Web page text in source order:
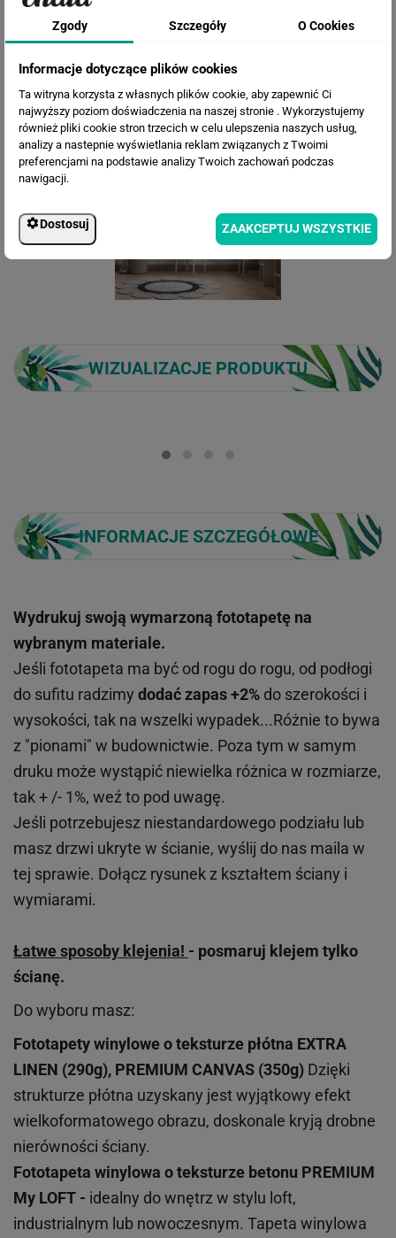
Interesujący wzór, który w stylowy sposób dopełni aranżację
wnętrza.Fototapeta w duże balony sprawdzi się do pokoju dla
wybranego zdjęcia. Próbkę w rozmiarze 50x50cm zamówisz
TUTAJ.
WIZUALIZACJE PRODUKTU
INFORMACJE SZCZEGÓŁOWE
Wydrukuj swoją wymarzoną fototapetę na
wybranym materiale.
Jeśli fototapeta ma być od rogu do rogu, od podłogi
do sufitu radzimy dodać zapas +2% do szerokości i
wysokości, tak na wszelki wypadek...Różnie to bywa
z "pionami" w budownictwie. Poza tym w samym
druku może wystąpić niewielka różnica w rozmiarze,
tak + /- 1%, weź to pod uwagę.
Jeśli potrzebujesz niestandardowego podziału lub
masz drzwi ukryte w ścianie, wyślij do nas maila w
tej sprawie. Dołącz rysunek z kształtem ściany i
wymiarami.
Łatwe sposoby klejenia! - posmaruj klejem tylko
ścianę.
Do wyboru masz:
Fototapety winylowe oteksturze płótna EXTRA
LINEN (290g), PREMIUM CANVAS (350g) Dzięki
strukturze płótna uzyskany jest wyjątkowy efekt
wielkoformatowego obrazu, doskonale kryją drobne
nierówności ściany.
Fototapeta winylowa oteksturze betonu PREMIUM
My LOFT - idealny do wnętrz w stylu loft,
industrialnym lub nowoczesnym. Tapeta winylowa
Zgody Szczegóły O Cookies
Informacje dotyczące plików cookies
Ta witryna korzysta z własnych plików cookie, aby zapewnić Ci
najwyższy poziom doświadczenia na naszej stronie . Wykorzystujemy
również pliki cookie stron trzecich w celu ulepszenia naszych usług,
analizy a nastepnie wyświetlania reklam związanych z Twoimi
preferencjami na podstawie analizy Twoich zachowań podczas
nawigacji.
Dostosuj ZAAKCEPTUJ WSZYSTKIE